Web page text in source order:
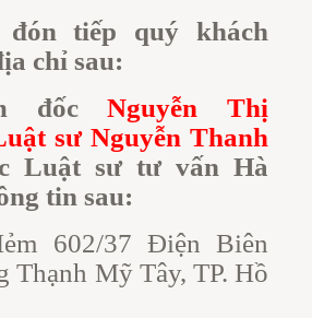
đón tiếp quý khách
chỉ sau:
đốc
Nguyễn Thị
sư Nguyễn Thanh
Luật sư tư vấn Hà
tin sau:
602/37 Điện Biên
Thạnh Mỹ Tây, TP. Hồ